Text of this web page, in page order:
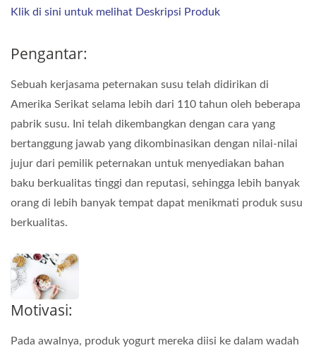
Klik di sini untuk melihat Deskripsi Produk
Pengantar:
Sebuah kerjasama peternakan susu telah didirikan di
Amerika Serikat selama lebih dari 110 tahun oleh beberapa
pabrik susu. Ini telah dikembangkan dengan cara yang
bertanggung jawab yang dikombinasikan dengan nilai-nilai
jujur dari pemilik peternakan untuk menyediakan bahan
baku berkualitas tinggi dan reputasi, sehingga lebih banyak
orang di lebih banyak tempat dapat menikmati produk susu
berkualitas.
Motivasi:
Pada awalnya, produk yogurt mereka diisi ke dalam wadah